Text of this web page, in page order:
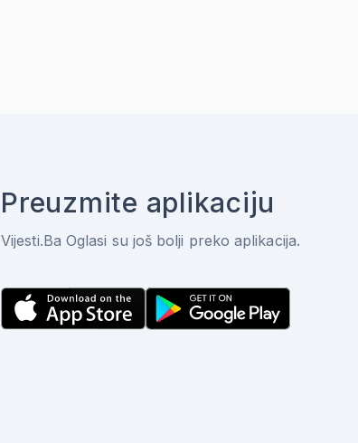
Preuzmite aplikaciju
Vijesti.Ba Oglasi su još bolji preko aplikacija.